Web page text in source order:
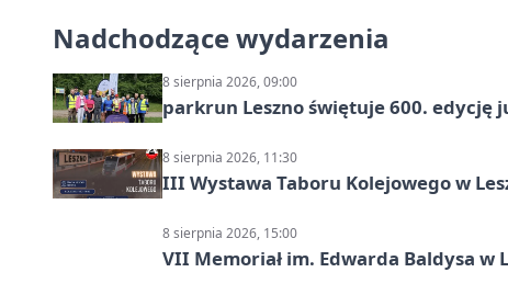
Nadchodzące wydarzenia
8 sierpnia 2026, 09:00
parkrun Leszno świętuje 600. edycję
8 sierpnia 2026, 11:30
III Wystawa Taboru Kolejowego w
8 sierpnia 2026, 15:00
VII Memoriał im. Edwarda Baldysa w